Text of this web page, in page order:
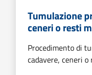
Tumulazione
ceneri o resti
Procedimento di
cadavere, ceneri